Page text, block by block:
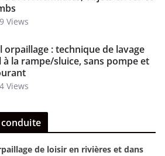
Views
orpaillage : technique de lavage
à la rampe/sluice, sans pompe et
Views
de loisir en rivières et dans